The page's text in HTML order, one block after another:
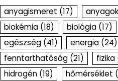
anyagismeret (17) anyagok
biokémia (18) biológia (17)
egészség (41) energia (24)
fenntarthatóság (21) fizika
hidrogén (19) hőmérséklet